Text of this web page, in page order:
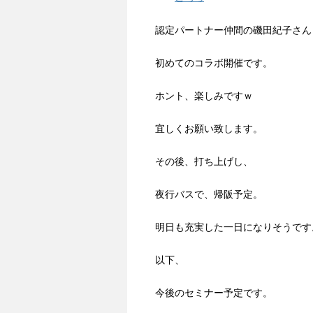
認定パートナー仲間の磯田紀子さ
初めてのコラボ開催です。
ホント、楽しみですｗ
宜しくお願い致します。
その後、打ち上げし、
夜行バスで、帰阪予定。
明日も充実した一日になりそうで
以下、
今後のセミナー予定です。